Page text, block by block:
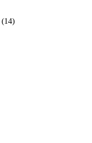
(14)